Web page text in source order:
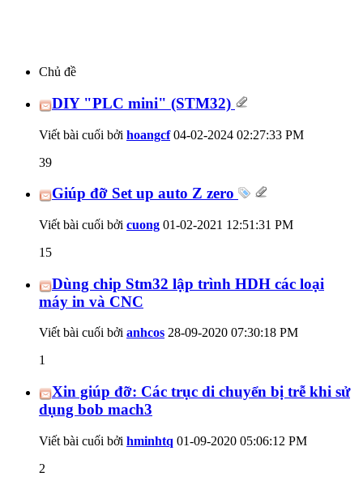
Chủ đề
DIY "PLC mini" (STM32)
Viết bài cuối bởi hoangcf04-02-2024 02:27:33 PM
39
Giúp đỡ Set up auto Z zero
Viết bài cuối bởi cuong 01-02-2021 12:51:31 PM
15
Dùng chip Stm32 lập trình HDH các loại
máy in và CNC
Viết bài cuối bởi anhcos 28-09-2020 07:30:18 PM
1
Xin giúp đỡ: Các trục di chuyển bị trễ khi sử
dụng bob mach3
Viết bài cuối bởi hminhtq 01-09-2020 05:06:12 PM
2